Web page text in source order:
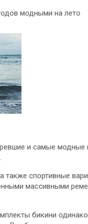
модными на лето
и самые модные
спортивные
массивными
бикини